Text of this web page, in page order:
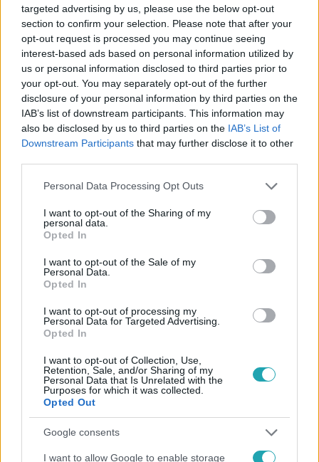
targeted advertising by us, please use the below opt-out
section to confirm your selection. Please note that after your
opt-out request is processed you may continue seeing
interest-based ads based on personal information utilized by
us or personal information disclosed to third parties prior to
your opt-out. You may separately opt-out of the further
disclosure of your personal information by third parties on the
IAB’s list of downstream participants. This information may
also be disclosed by us to third parties on the IAB’s List of
Downstream Participants that may further disclose it to other
Please note that this website/app uses one or more Google
not limited to your visit or usage behaviour. You may click to
grant or deny consent to Google and its third-party tags to
use your data for below specified purposes in below Google
consent section.
Personal Data Processing Opt Outs
I want to opt-out of the Sharing of my
personal data.
Opted In
I want to opt-out of the Sale of my
Personal Data.
Opted In
I want to opt-out of processing my
Personal Data for Targeted Advertising.
Opted In
I want to opt-out of Collection, Use,
Retention, Sale, and/or Sharing of my
Personal Data that Is Unrelated with the
Purposes for which it was collected.
Opted Out
Google consents
I want to allow Google to enable storage
Itt állítsd be, hogy az RTL.hu az elsők között
legyen a Google-találatokban!
Kövess minket, és értesülj a friss hírekről a
Facebookon is!
Követem
FÓKUSZ #VIDEÓ # ISTENES BENCE
ADÁSRÉSZLETEK #HELL BOXING KINGS BOX
SPORT # CELEB
KÜZDŐSPORT